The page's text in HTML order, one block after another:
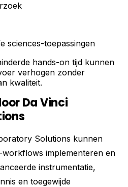
sciences-toepassingen
hands-on tijd kunnen
verhogen zonder
kwaliteit.
Da Vinci
Solutions kunnen
implementeren en
instrumentatie,
en toegewijde